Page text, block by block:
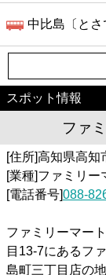
中比島〔と
スポット情報
ファ
[住所]高知県高知
[業種]ファミリー
[電話番号]088-
ファミリーマー
目13-7にあるフ
島町三丁目店の